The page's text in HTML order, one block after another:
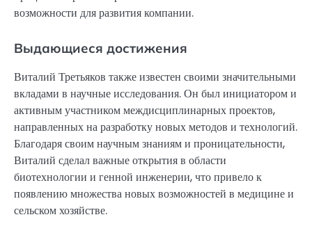
возможности для развития компании.
Выдающиеся достижения
Виталий Третьяков также известен своими значительными
вкладами в научные исследования. Он был инициатором и
активным участником междисциплинарных проектов,
направленных на разработку новых методов и технологий.
Благодаря своим научным знаниям и проницательности,
Виталий сделал важные открытия в области
биотехнологии и генной инженерии, что привело к
появлению множества новых возможностей в медицине и
сельском хозяйстве.